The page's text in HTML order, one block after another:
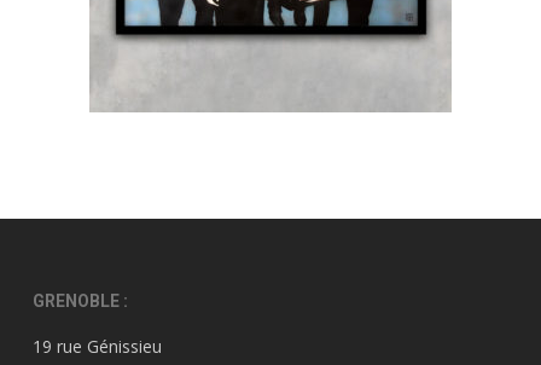
GRENOBLE :
19 rue Génissieu